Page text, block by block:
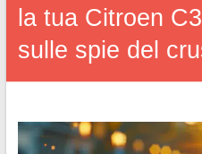
la tua Citroen
sulle spie del